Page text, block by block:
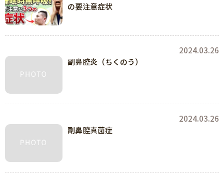
の要注意症状
2024.03.26
副鼻腔炎（ちくのう）
2024.03.26
副鼻腔真菌症